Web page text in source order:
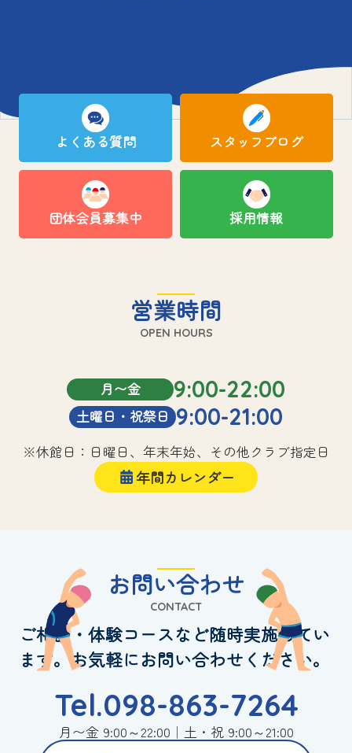
よくある質問 スタッフブログ
団体会員募集中 採用情報
営業時間
OPEN HOURS
月〜金 9:00-22:00
土曜日・祝祭日 9:00-21:00
※休館日：日曜日、年末年始、その他クラブ指定日
年間カレンダー
お問い合わせ
CONTACT
ご相談・体験コースなど随時実施してい
ます。お気軽にお問い合わせください。
Tel.098-863-7264
月〜金 9:00～22:00｜土・祝 9:00～21:00